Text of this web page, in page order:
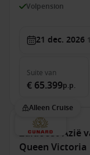
Volpension
21 dec. 2026
Suite van
€ 65.399p.p.
Alleen Cruise
Zuidoost-Azië
Queen Victoria